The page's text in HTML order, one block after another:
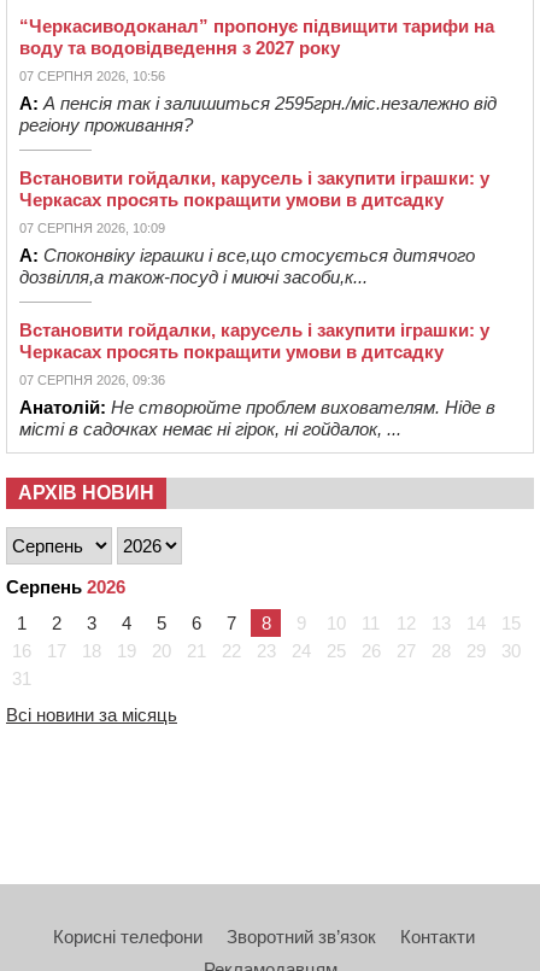
“Черкасиводоканал” пропонує підвищити тарифи на
воду та водовідведення з 2027 року
07 СЕРПНЯ 2026, 10:56
А: А пенсія так і залишиться 2595грн./міс.незалежно від
регіону проживання?
Встановити гойдалки, карусель і закупити іграшки: у
Черкасах просять покращити умови в дитсадку
07 СЕРПНЯ 2026, 10:09
А: Споконвіку іграшки і все,що стосується дитячого
дозвілля,а також-посуд і миючі засоби,к...
Встановити гойдалки, карусель і закупити іграшки: у
Черкасах просять покращити умови в дитсадку
07 СЕРПНЯ 2026, 09:36
Анатолій: Не створюйте проблем вихователям. Ніде в
місті в садочках немає ні гірок, ні гойдалок, ...
АРХІВ НОВИН
Серпень 2026
1
2 3 4 5 6 7 8 9 10 11 12 13 14
15
16
17 18 19 20 21 22 23 24 25 26 27 28 29
30
31
Всі новини за місяць
Корисні телефони Зворотний зв’язок
Контакти